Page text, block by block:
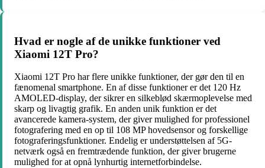
Hvad er nogle af de unikke funktioner ved
Xiaomi 12T Pro?
Xiaomi 12T Pro har flere unikke funktioner, der gør den til en
fænomenal smartphone. En af disse funktioner er det 120 Hz
AMOLED-display, der sikrer en silkeblød skærmoplevelse med
skarp og livagtig grafik. En anden unik funktion er det
avancerede kamera-system, der giver mulighed for professionel
fotografering med en op til 108 MP hovedsensor og forskellige
fotograferingsfunktioner. Endelig er understøttelsen af 5G-
netværk også en fremtrædende funktion, der giver brugerne
mulighed for at opnå lynhurtig internetforbindelse.